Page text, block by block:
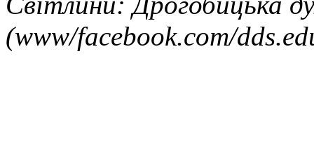
(www/facebook.com/